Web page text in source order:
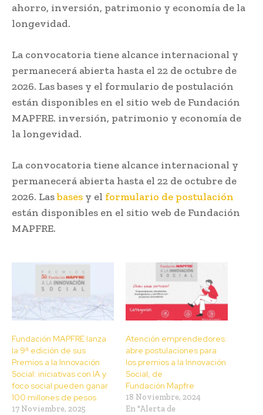
ahorro, inversión, patrimonio y economía de la
longevidad.
La convocatoria tiene alcance internacional y
permanecerá abierta hasta el 22 de octubre de
2026. Las bases y el formulario de postulación
están disponibles en el sitio web de Fundación
MAPFRE. inversión, patrimonio y economía de
la longevidad.
La convocatoria tiene alcance internacional y
permanecerá abierta hasta el 22 de octubre de
2026. Lasbases y el formulario de postulación
están disponibles en el sitio web de Fundación
MAPFRE.
Fundación MAPFRE lanza
la 9ª edición de sus
Premios a la Innovación
Social: iniciativas con IA y
foco social pueden ganar
100 millones de pesos
17 Noviembre, 2025
Atención emprendedores:
abre postulaciones para
los premios a la Innovación
Social, de
Fundación Mapfre
18 Noviembre, 2024
En "Alerta de